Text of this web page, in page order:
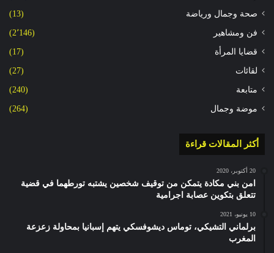
صحة وجمال ورياضة (13)
فن ومشاهير (2٬146)
قضايا المرأة (17)
لقائات (27)
متابعة (240)
موضة وجمال (264)
أكثر المقالات قراءة
20 أكتوبر، 2020
امن بني مكادة يتمكن من توقيف شخصين يشتبه تورطهما في قضية
تتعلق بتكوين عصابة اجرامية
10 يونيو، 2021
برلماني التشيكي، توماس ديشوفسكي يتهم إسبانيا بمحاولة زعزعة
المغرب